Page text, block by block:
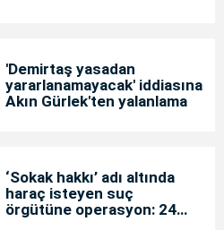
'Demirtaş yasadan
yararlanamayacak' iddiasına
Akın Gürlek'ten yalanlama
‘Sokak hakkı’ adı altında
haraç isteyen suç
örgütüne operasyon: 24